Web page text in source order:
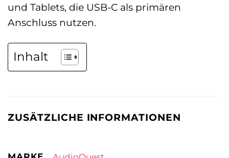
und Tablets, die USB-C als primären
Anschluss nutzen.
Inhalt
ZUSÄTZLICHE INFORMATIONEN